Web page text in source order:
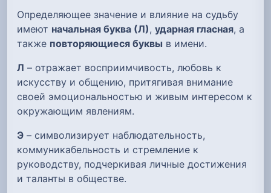
Определяющее значение и влияние на судьбу
имеют начальная буква (Л), ударная гласная, а
также повторяющиеся буквы в имени.
Л – отражает восприимчивость, любовь к
искусству и общению, притягивая внимание
своей эмоциональностью и живым интересом к
окружающим явлениям.
Э – символизирует наблюдательность,
коммуникабельность и стремление к
руководству, подчеркивая личные достижения
и таланты в обществе.